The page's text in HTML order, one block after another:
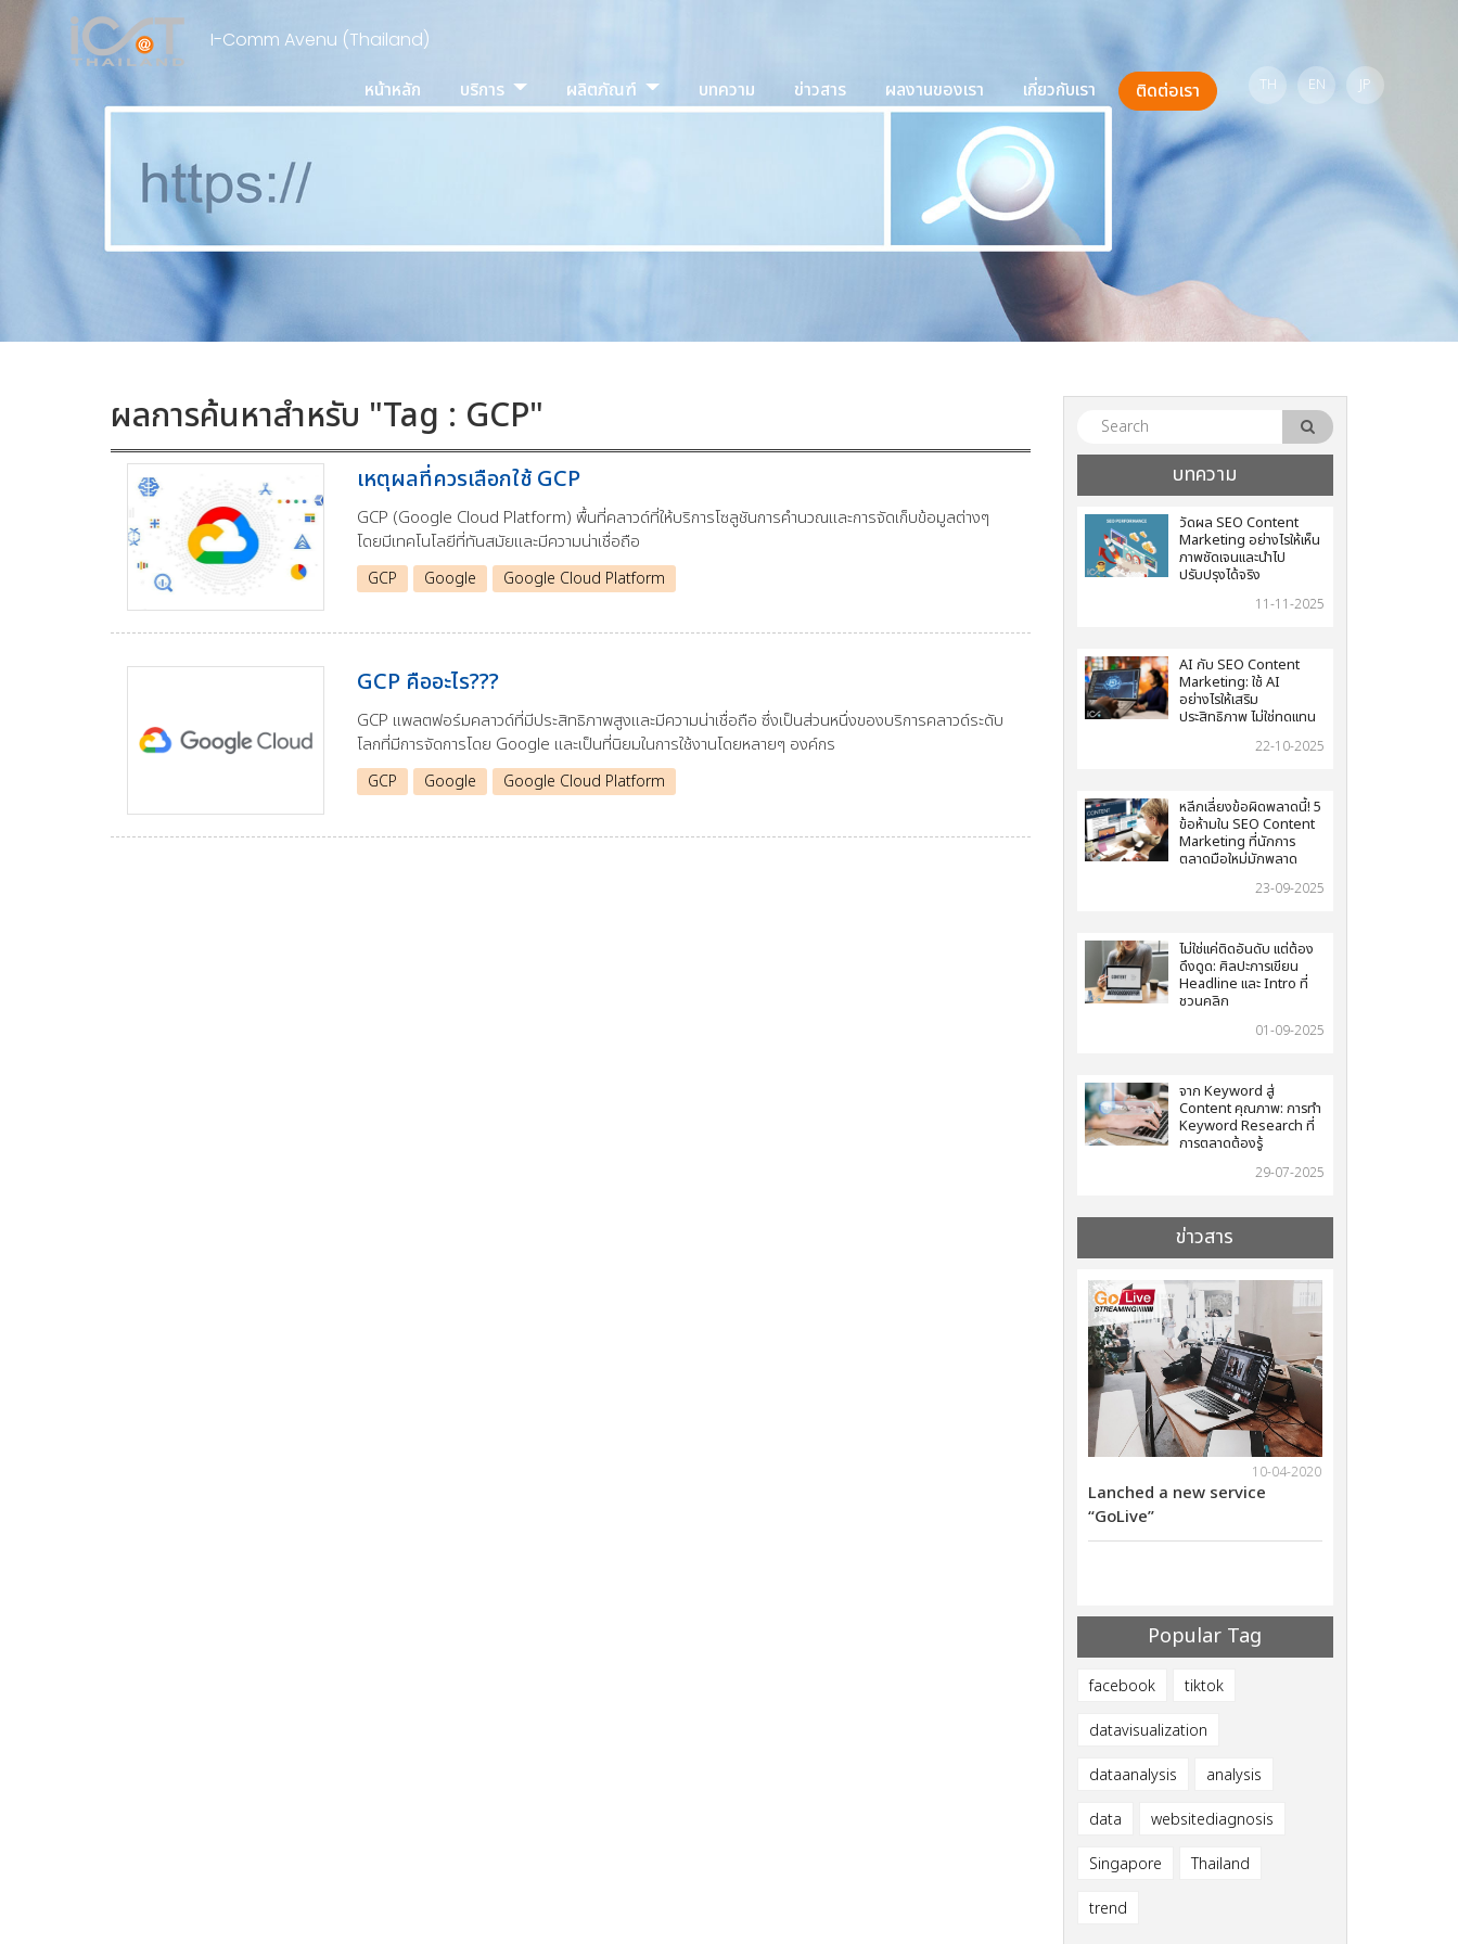
I-Comm Avenu (Thailand)
หน้าหลัก บริการ ผลิตภัณฑ์ บทความ ข่าวสาร ผลงานของเรา เกี่ยวกับเรา ติดต่อเรา TH EN JP
ผลการค้นหาสำหรับ "Tag : GCP"
เหตุผลที่ควรเลือกใช้ GCP
GCP (Google Cloud Platform) พื้นที่คลาวด์ที่ให้บริการโซลูชันการคำนวณและการจัดเก็บข้อมูลต่างๆ
โดยมีเทคโนโลยีที่ทันสมัยและมีความน่าเชื่อถือ
GCP Google Google Cloud Platform
GCP คืออะไร???
GCP แพลตฟอร์มคลาวด์ที่มีประสิทธิภาพสูงและมีความน่าเชื่อถือ ซึ่งเป็นส่วนหนึ่งของบริการคลาวด์ระดับ
โลกที่มีการจัดการโดย Google และเป็นที่นิยมในการใช้งานโดยหลายๆ องค์กร
GCP Google Google Cloud Platform
บทความ
วัดผล SEO Content
Marketing อย่างไรให้เห็น
ภาพชัดเจนและนำไป
ปรับปรุงได้จริง
11-11-2025
AI กับ SEO Content
Marketing: ใช้ AI
อย่างไรให้เสริม
ประสิทธิภาพ ไม่ใช่ทดแทน
22-10-2025
หลีกเลี่ยงข้อผิดพลาดนี้! 5
ข้อห้ามใน SEO Content
Marketing ที่นักการ
ตลาดมือใหม่มักพลาด
23-09-2025
ไม่ใช่แค่ติดอันดับ แต่ต้อง
ดึงดูด: ศิลปะการเขียน
Headline และ Intro ที่
ชวนคลิก
01-09-2025
จาก Keyword สู่
Content คุณภาพ: การทำ
Keyword Research ที่
การตลาดต้องรู้
29-07-2025
ข่าวสาร
10-04-2020
Lanched a new service
“GoLive”
Popular Tag
facebook
tiktok
datavisualization
dataanalysis
analysis
data
websitediagnosis
Singapore
Thailand
trend